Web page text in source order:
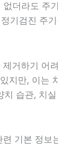
더라도
기검진
거하기 어
지만, 이
습관, 치
기본 정보